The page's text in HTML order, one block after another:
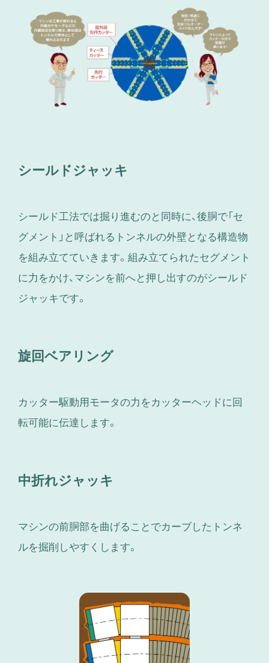
シールドジャッキ
シールド工法では掘り進むのと同時に、後胴で「セ
グメント」と呼ばれるトンネルの外壁となる構造物
を組み立てていきます。組み立てられたセグメント
に力をかけ、マシンを前へと押し出すのがシールド
ジャッキです。
旋回ベアリング
カッター駆動用モータの力をカッターヘッドに回
転可能に伝達します。
中折れジャッキ
マシンの前胴部を曲げることでカーブしたトンネ
ルを掘削しやすくします。